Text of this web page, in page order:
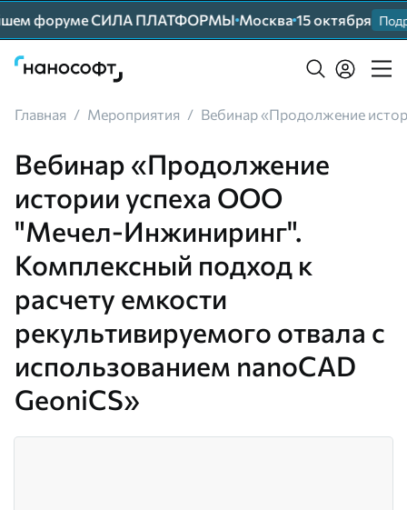
форуме СИЛА ПЛАТФОРМЫ Москва 15 октября
Главная / Мероприятия / Вебинар «Продолжение
Вебинар «Продолжение
истории успеха ООО
"Мечел-Инжиниринг".
Комплексный подход к
расчету емкости
рекультивируемого отвала с
использованием nanoCAD
GeoniCS»